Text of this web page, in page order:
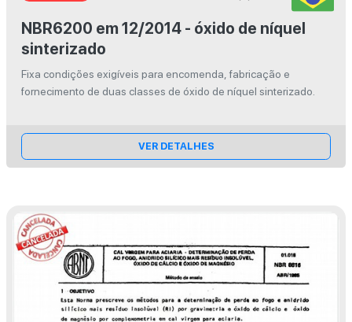
NBR6200 em 12/2014 - óxido de níquel
sinterizado
Fixa condições exigíveis para encomenda, fabricação e
fornecimento de duas classes de óxido de níquel sinterizado.
VER DETALHES